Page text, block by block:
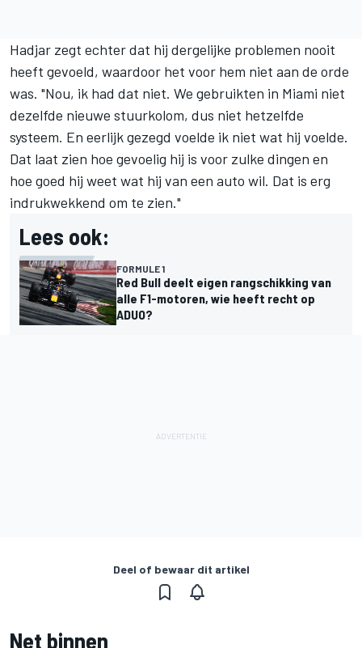
Hadjar zegt echter dat hij dergelijke problemen nooit
heeft gevoeld, waardoor het voor hem niet aan de orde
was. "Nou, ik had dat niet. We gebruikten in Miami niet
dezelfde nieuwe stuurkolom, dus niet hetzelfde
systeem. En eerlijk gezegd voelde ik niet wat hij voelde.
Dat laat zien hoe gevoelig hij is voor zulke dingen en
hoe goed hij weet wat hij van een auto wil. Dat is erg
indrukwekkend om te zien."
Lees ook:
FORMULE 1
Red Bull deelt eigen rangschikking van
alle F1-motoren, wie heeft recht op
ADUO?
Deel of bewaar dit artikel
Net binnen